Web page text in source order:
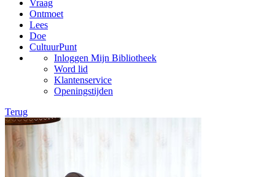
Vraag
Ontmoet
Lees
Doe
CultuurPunt
Inloggen Mijn Bibliotheek
Word lid
Klantenservice
Openingstijden
Terug